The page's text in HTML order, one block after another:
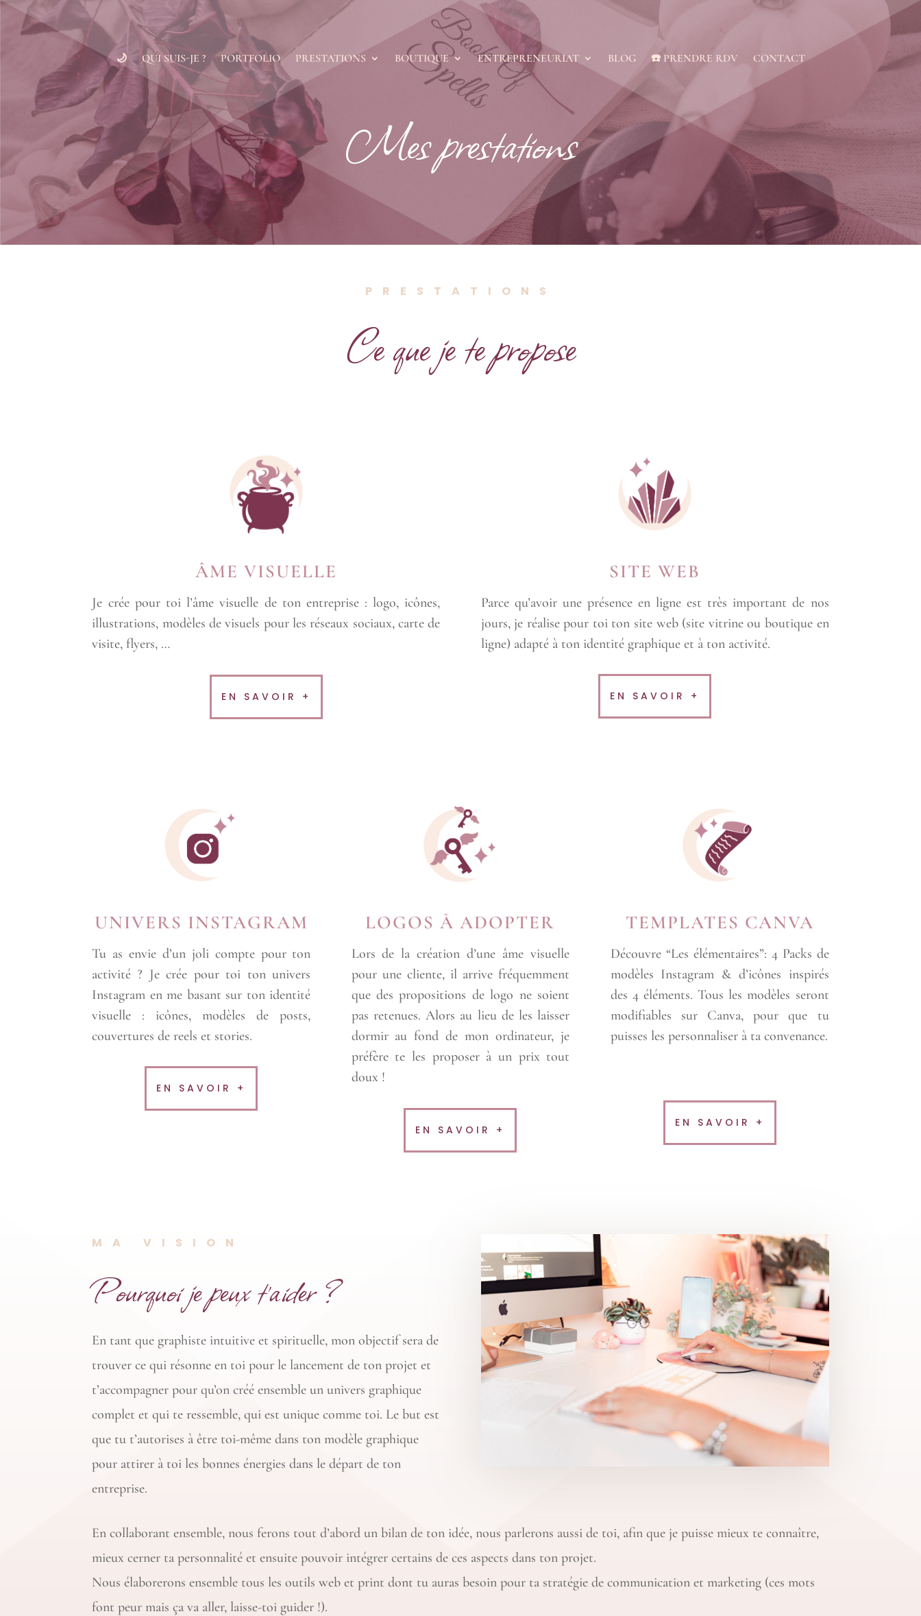
🌙 QUI SUIS-JE ? PORTFOLIO PRESTATIONS BOUTIQUE ENTREPRENEURIAT BLOG ☎️ PRENDRE RDV CONTACT
Mes prestations
PRESTATIONS
Ce que je te propose
ÂME VISUELLE
Je crée pour toi l’âme visuelle de ton entreprise : logo, icônes,
illustrations, modèles de visuels pour les réseaux sociaux, carte de
visite, flyers, …
EN SAVOIR +
SITE WEB
Parce qu’avoir une présence en ligne est très important de nos
jours, je réalise pour toi ton site web (site vitrine ou boutique en
ligne) adapté à ton identité graphique et à ton activité.
EN SAVOIR +
UNIVERS INSTAGRAM
Tu as envie d’un joli compte pour ton
activité ? Je crée pour toi ton univers
Instagram en me basant sur ton identité
visuelle : icônes, modèles de posts,
couvertures de reels et stories.
EN SAVOIR +
LOGOS À ADOPTER
Lors de la création d’une âme visuelle
pour une cliente, il arrive fréquemment
que des propositions de logo ne soient
pas retenues. Alors au lieu de les laisser
dormir au fond de mon ordinateur, je
préfère te les proposer à un prix tout
doux !
EN SAVOIR +
TEMPLATES CANVA
Découvre “Les élémentaires”: 4 Packs de
modèles Instagram & d’icônes inspirés
des 4 éléments. Tous les modèles seront
modifiables sur Canva, pour que tu
puisses les personnaliser à ta convenance.
EN SAVOIR +
MA VISION
Pourquoi je peux t’aider ?
En tant que graphiste intuitive et spirituelle, mon objectif sera de
trouver ce qui résonne en toi pour le lancement de ton projet et
t’accompagner pour qu’on créé ensemble un univers graphique
complet et qui te ressemble, qui est unique comme toi. Le but est
que tu t’autorises à être toi-même dans ton modèle graphique
pour attirer à toi les bonnes énergies dans le départ de ton
entreprise.
En collaborant ensemble, nous ferons tout d’abord un bilan de ton idée, nous parlerons aussi de toi, afin que je puisse mieux te connaître,
mieux cerner ta personnalité et ensuite pouvoir intégrer certains de ces aspects dans ton projet.
Nous élaborerons ensemble tous les outils web et print dont tu auras besoin pour ta stratégie de communication et marketing (ces mots
font peur mais ça va aller, laisse-toi guider !).